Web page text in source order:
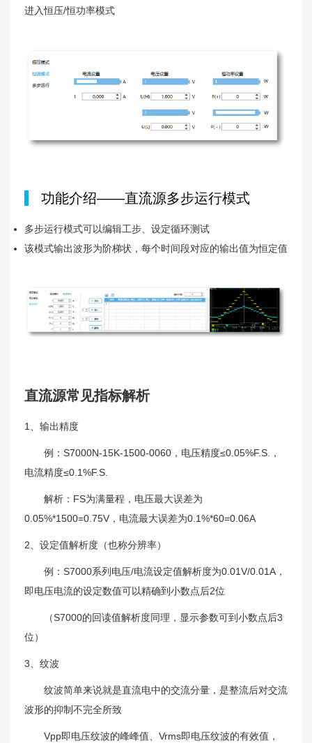
进入恒压/恒功率模式
功能介绍——直流源多步运行模式
多步运行模式可以编辑工步、设定循环测试
该模式输出波形为阶梯状，每个时间段对应的输出值为恒定值
直流源常见指标解析
1、输出精度
例：S7000N-15K-1500-0060，电压精度≤0.05%F.S.，
电流精度≤0.1%F.S.
解析：FS为满量程，电压最大误差为
0.05%*1500=0.75V，电流最大误差为0.1%*60=0.06A
2、设定值解析度（也称分辨率）
例：S7000系列电压/电流设定值解析度为0.01V/0.01A，
即电压电流的设定数值可以精确到小数点后2位
（S7000的回读值解析度同理，显示参数可到小数点后3
位）
3、纹波
纹波简单来说就是直流电中的交流分量，是整流后对交流
波形的抑制不完全所致
Vpp即电压纹波的峰峰值、Vrms即电压纹波的有效值，